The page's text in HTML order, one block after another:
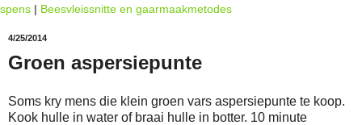
spens | Beesvleissnitte en gaarmaakmetodes
4/25/2014
Groen aspersiepunte
Soms kry mens die klein groen vars aspersiepunte te koop.
Kook hulle in water of braai hulle in botter. 10 minute